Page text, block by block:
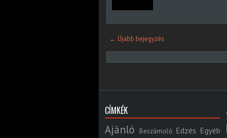
← Újabb bejegyzés
CÍMKÉK
Ajánló Beszámoló Edzés Egyéb